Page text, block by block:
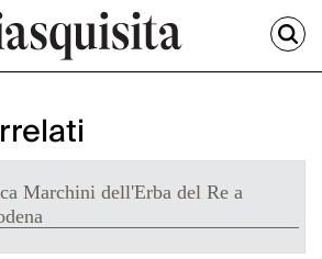
Marchini dell'Erba del Re a